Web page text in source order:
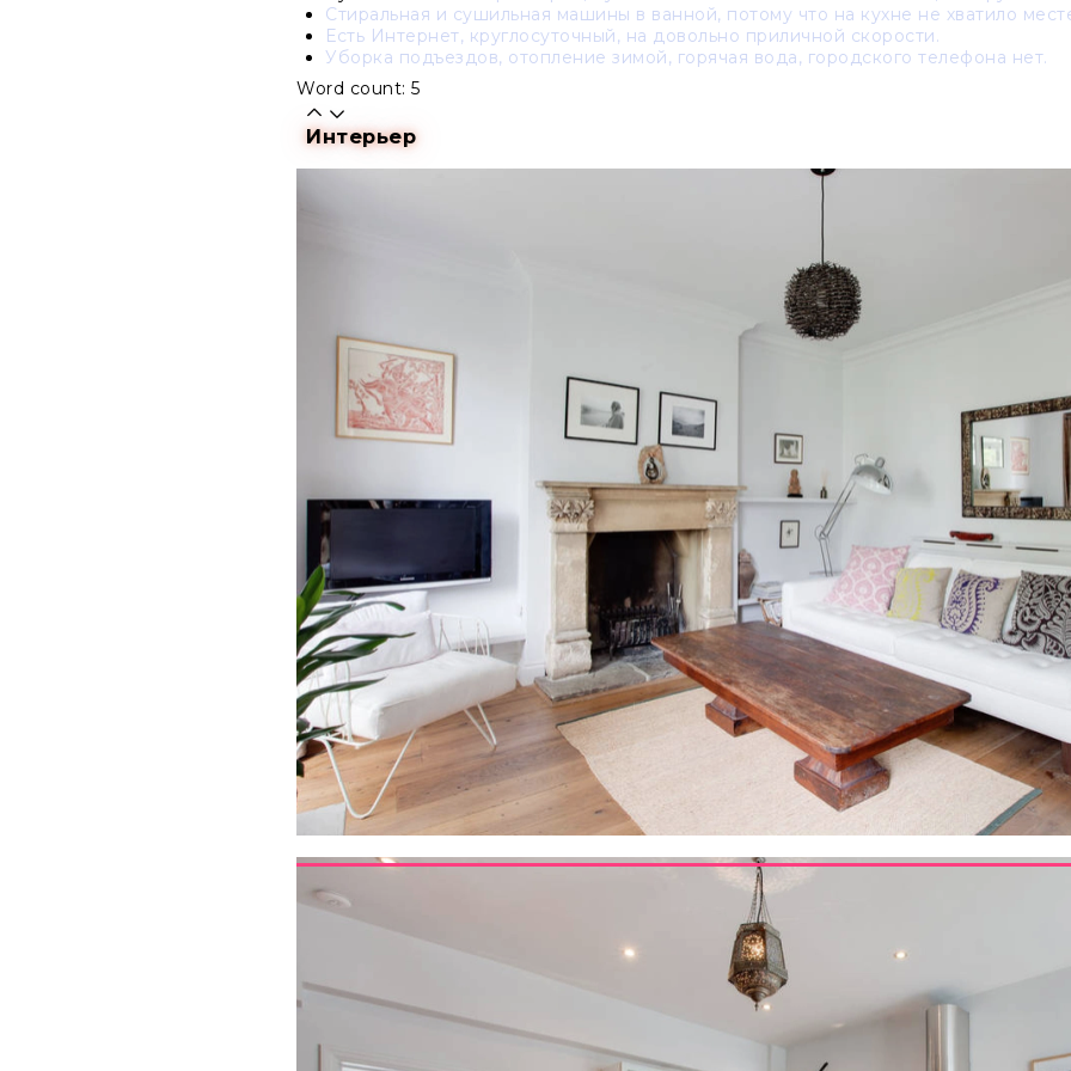
Стиральная и сушильная машины в ванной, потому что на кухне не хватило
Есть Интернет, круглосуточный, на довольно приличной скорости.
Уборка подъездов, отопление зимой, горячая вода, городского телефона нет.
Word count: 5
Интерьер